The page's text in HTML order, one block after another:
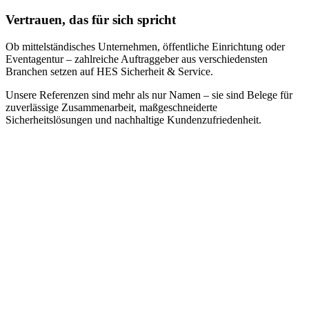
Vertrauen, das für sich spricht
Ob mittelständisches Unternehmen, öffentliche Einrichtung oder
Eventagentur – zahlreiche Auftraggeber aus verschiedensten
Branchen setzen auf HES Sicherheit & Service.
Unsere Referenzen sind mehr als nur Namen – sie sind Belege für
zuverlässige Zusammenarbeit, maßgeschneiderte
Sicherheitslösungen und nachhaltige Kundenzufriedenheit.